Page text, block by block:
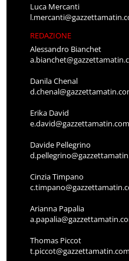
Luca Mercanti
REDAZIONE
Alessandro Bianchet
Danila Chenal
Erika David
e.david@gazzettamatin.com
Davide Pellegrino
Cinzia Timpano
Arianna Papalia
Thomas Piccot
t.piccot@gazzettamatin.com